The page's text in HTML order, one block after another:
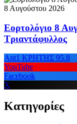
8 Αυγούστου 2026
Εορτολόγιο 8
Τριαντάφυλλος
Ant1 ΚΡΗΤΗΣ 95.8
YouTube
Facebook
X
Κατηγορίες